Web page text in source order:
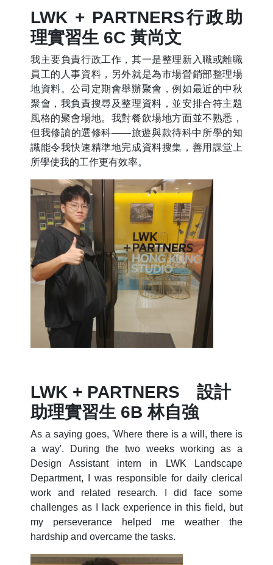
LWK + PARTNERS行政助
理實習生 6C 黃尚文
我主要負責行政工作，其一是整理新入職或離職
員工的人事資料，另外就是為市場營銷部整理場
地資料。公司定期會舉辦聚會，例如最近的中秋
聚會，我負責搜尋及整理資料，並安排合符主題
風格的聚會場地。我對餐飲場地方面並不熟悉，
但我修讀的選修科——旅遊與款待科中所學的知
識能令我快速精準地完成資料搜集，善用課堂上
所學使我的工作更有效率。
LWK + PARTNERS 設計
助理實習生 6B 林自強
As a saying goes, 'Where there is a will, there is
a way'. During the two weeks working as a
Design Assistant intern in LWK Landscape
Department, I was responsible for daily clerical
work and related research. I did face some
challenges as I lack experience in this field, but
my perseverance helped me weather the
hardship and overcame the tasks.